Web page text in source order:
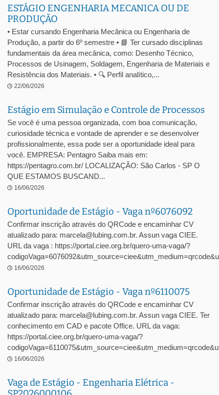
ESTÁGIO ENGENHARIA MECANICA OU DE
PRODUÇÃO
• Estar cursando Engenharia Mecânica ou Engenharia de
Produção, a partir do 6º semestre • 📘 Ter cursado disciplinas
fundamentais da área mecânica, como: Desenho Técnico,
Processos de Usinagem, Soldagem, Engenharia de Materiais e
Resistência dos Materiais. • 🔍 Perfil analítico,...
22/06/2026
Estágio em Simulação e Controle de Processos
Se você é uma pessoa organizada, com boa comunicação,
curiosidade técnica e vontade de aprender e se desenvolver
profissionalmente, essa pode ser a oportunidade ideal para
você. EMPRESA: Pentagro Saiba mais em:
https://pentagro.com.br/ LOCALIZAÇÃO: São Carlos - SP O
QUE ESTAMOS BUSCAND...
16/06/2026
Oportunidade de Estágio - Vaga nº6076092
Confirmar inscrição através do QRCode e encaminhar CV
atualizado para: marcela@lubing.com.br. Assun vaga CIEE.
URL da vaga : https://portal.ciee.org.br/quero-uma-vaga/?
16/06/2026
Oportunidade de Estágio - Vaga nº6110075
Confirmar inscrição através do QRCode e encaminhar CV
atualizado para: marcela@lubing.com.br. Assun vaga CIEE. Ter
conhecimento em CAD e pacote Office. URL da vaga:
https://portal.ciee.org.br/quero-uma-vaga/?
16/06/2026
Vaga de Estágio - Engenharia Elétrica -